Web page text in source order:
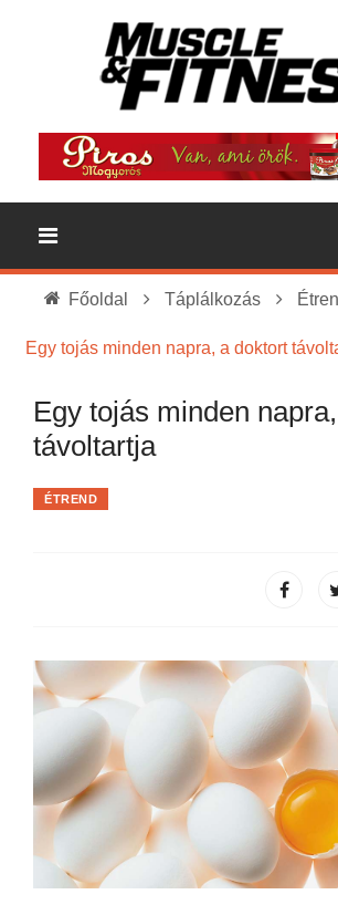
Főoldal Táplálkozás
Egy tojás minden napra, a doktort
Egy tojás minden
távoltartja
ÉTREND